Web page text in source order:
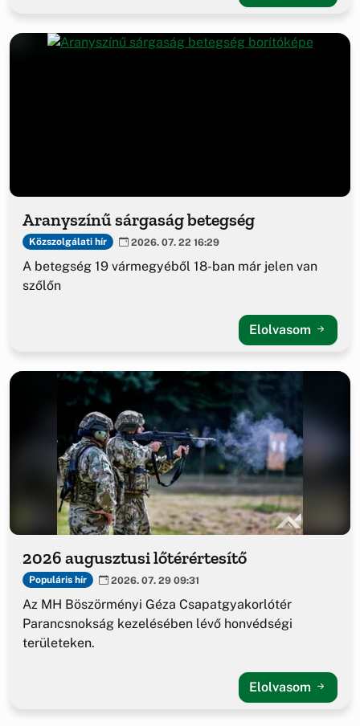
Aranyszínű sárgaság betegség
Közszolgálati hír 2026. 07. 22 16:29
A betegség 19 vármegyéből 18-ban már jelen van
szőlőn
Elolvasom
2026 augusztusi lőtérértesítő
Populáris hír 2026. 07. 29 09:31
Az MH Böszörményi Géza Csapatgyakorlótér
Parancsnokság kezelésében lévő honvédségi
területeken.
Elolvasom